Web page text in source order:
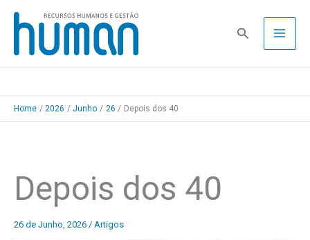
Skip
content
Pesquisa
Home 2026 Junho 26 Depois dos 40
Depois dos 40
26 de Junho, 2026 / Artigos